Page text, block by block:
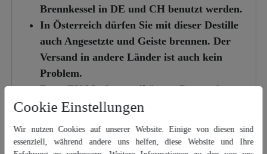
Brennkessel in DE und CH benutzt werden.
In Österreich dürfen Sie mit dieser Destille
auch Angesetzte und Geiste brennen. Der
Versand in andere Länder ist auch kein
Problem.
Beste EU Markenqualität aus Portugal
vertreten durch uns als Händler in der EU.
lieferbar.
Cookie Einstellungen
Wir nutzen Cookies auf unserer Website. Einige von diesen sind
essenziell, während andere uns helfen, diese Website und Ihre